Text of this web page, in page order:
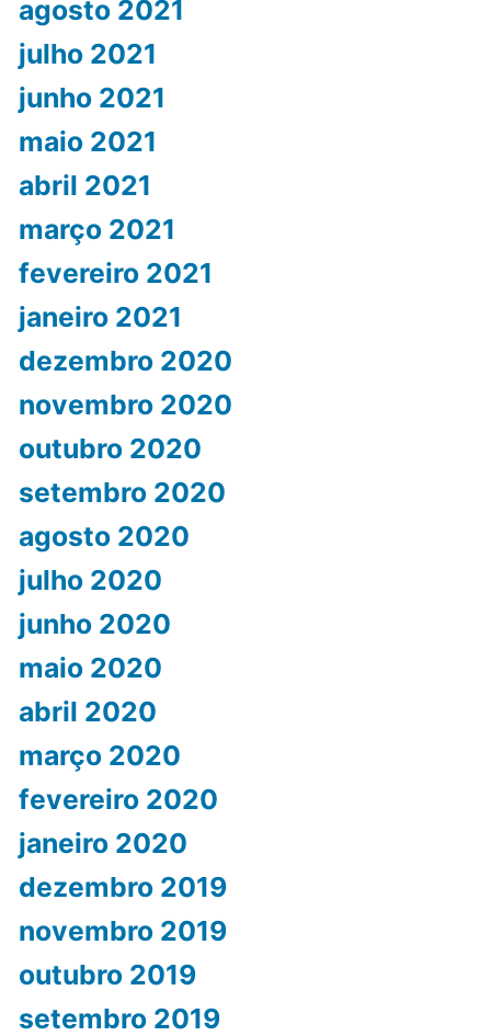
agosto 2021
julho 2021
junho 2021
maio 2021
abril 2021
março 2021
fevereiro 2021
janeiro 2021
dezembro 2020
novembro 2020
outubro 2020
setembro 2020
agosto 2020
julho 2020
junho 2020
maio 2020
abril 2020
março 2020
fevereiro 2020
janeiro 2020
dezembro 2019
novembro 2019
outubro 2019
setembro 2019